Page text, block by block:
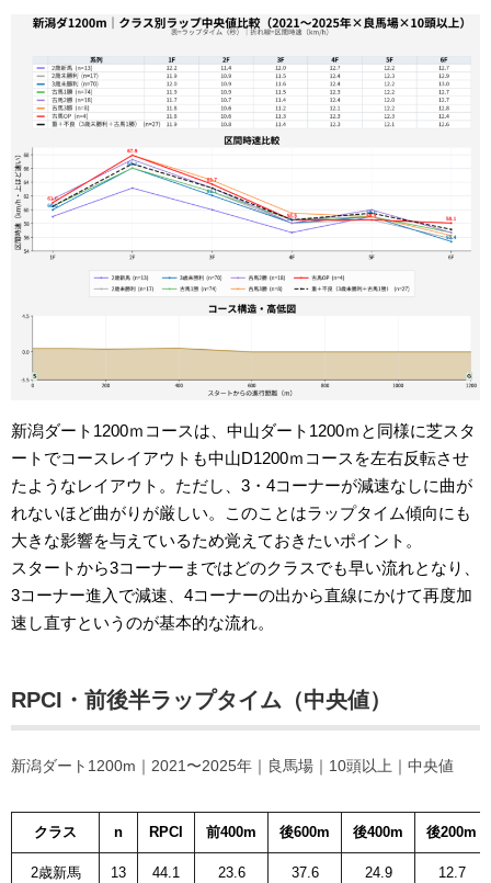
新潟ダート1200ｍコースは、中山ダート1200ｍと同様に芝スタ
ートでコースレイアウトも中山D1200ｍコースを左右反転させ
たようなレイアウト。ただし、3・4コーナーが減速なしに曲が
れないほど曲がりが厳しい。このことはラップタイム傾向にも
大きな影響を与えているため覚えておきたいポイント。
スタートから3コーナーまではどのクラスでも早い流れとなり、
3コーナー進入で減速、4コーナーの出から直線にかけて再度加
速し直すというのが基本的な流れ。
RPCI・前後半ラップタイム（中央値）
新潟ダート1200m｜2021〜2025年｜良馬場｜10頭以上｜中央値
クラス n RPCI 前400m 後600m 後400m 後200m
2歳新馬 13 44.1 23.6 37.6 24.9 12.7